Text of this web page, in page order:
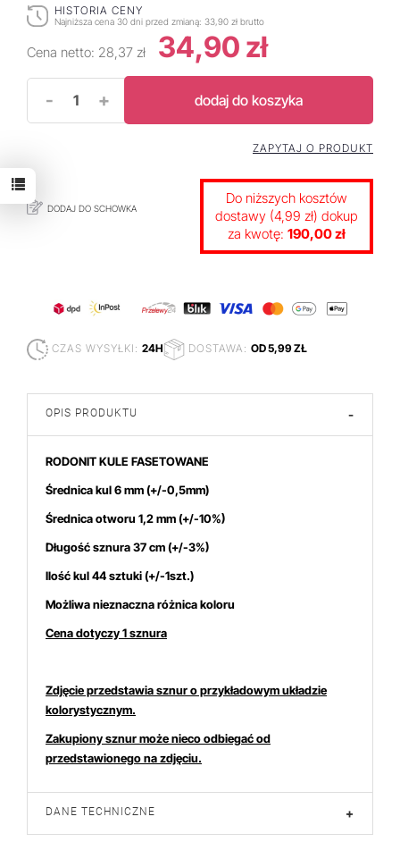
HISTORIA CENY
Najniższa cena 30 dni przed zmianą: 33,90 zł brutto
Cena netto: 28,37 zł 34,90 zł
- + dodaj do koszyka
DODAJ DO SCHOWKA
ZAPYTAJ O PRODUKT
Do niższych kosztów
dostawy (4,99 zł) dokup
za kwotę: 190,00 zł
CZAS WYSYŁKI: 24H DOSTAWA: OD 5,99 ZŁ
OPIS PRODUKTU -
RODONIT KULE FASETOWANE
Średnica kul 6 mm(+/-0,5mm)
Średnica otworu 1,2 mm (+/-10%)
Długość sznura 37 cm (+/-3%)
Ilość kul 44 sztuki (+/-1szt.)
Możliwa nieznaczna różnica koloru
Cena dotyczy 1 sznura
Zdjęcie przedstawia sznur o przykładowym układzie
kolorystycznym.
Zakupiony sznur może nieco odbiegać od
przedstawionego na zdjęciu.
DANE TECHNICZNE +